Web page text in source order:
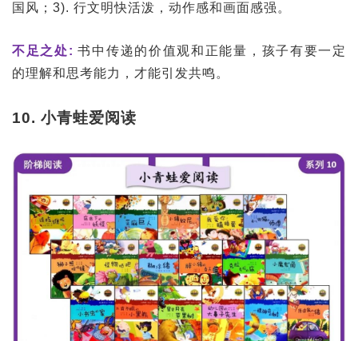
国风；3). 行文明快活泼，动作感和画面感强。
不足之处:书中传递的价值观和正能量，孩子有要一定
的理解和思考能力，才能引发共鸣。
10. 小青蛙爱阅读